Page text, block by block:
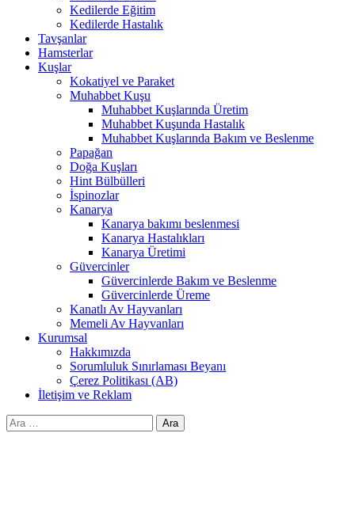
Kedilerde Eğitim
Kedilerde Hastalık
Tavşanlar
Hamsterlar
Kuşlar
Kokatiyel ve Paraket
Muhabbet Kuşu
Muhabbet Kuşlarında Üretim
Muhabbet Kuşunda Hastalık
Muhabbet Kuşlarında Bakım ve Beslenme
Papağan
Doğa Kuşları
Hint Bülbülleri
İspinozlar
Kanarya
Kanarya bakımı beslenmesi
Kanarya Hastalıkları
Kanarya Üretimi
Güvercinler
Güvercinlerde Bakım ve Beslenme
Güvercinlerde Üreme
Kanatlı Av Hayvanları
Memeli Av Hayvanları
Kurumsal
Hakkımızda
Sorumluluk Sınırlaması Beyanı
Çerez Politikası (AB)
İletişim ve Reklam
Arama: